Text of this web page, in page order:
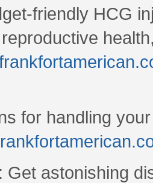
friendly HCG
for handling
Get astonishing